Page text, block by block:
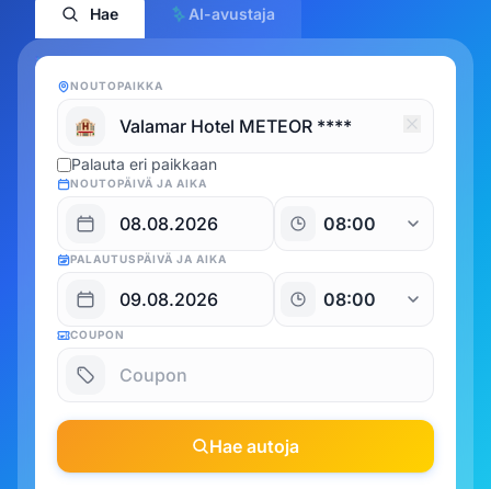
Hae AI-avustaja
NOUTOPAIKKA
🏨
Palauta eri paikkaan
NOUTOPÄIVÄ JA AIKA
PALAUTUSPÄIVÄ JA AIKA
COUPON
Hae autoja